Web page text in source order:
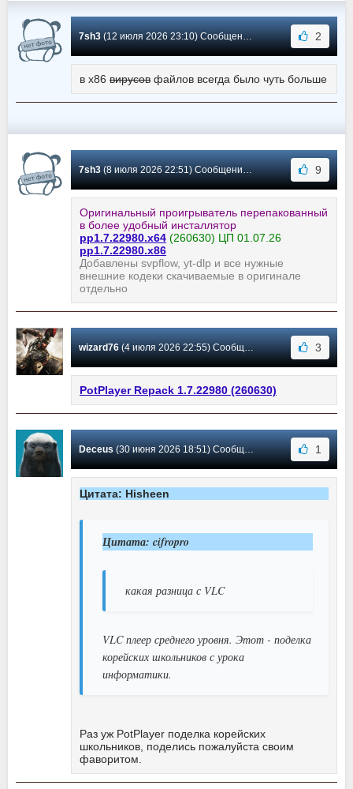
7sh3(12 июля 2026 23:10) Сообщение #5747 2
в x86 вирусов файлов всегда было чуть больше
7sh3(8 июля 2026 22:51) Сообщение #5746 9
Оригинальный проигрыватель перепакованный
в более удобный инсталлятор
pp1.7.22980.x64 (260630) ЦП 01.07.26
pp1.7.22980.x86
Добавлены svpflow, yt-dlp и все нужные
внешние кодеки скачиваемые в оригинале
отдельно
wizard76(4 июля 2026 22:55) Сообщение #5745 3
PotPlayer Repack 1.7.22980 (260630)
Deceus(30 июня 2026 18:51) Сообщение #5744 1
Цитата: Hisheen
Цитата: cifropro
какая разница с VLC
VLC плеер среднего уровня. Этот - поделка
корейских школьников с урока
информатики.
Раз уж PotPlayer поделка корейских
школьников, поделись пожалуйста своим
фаворитом.